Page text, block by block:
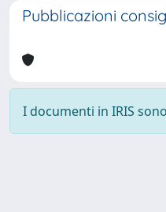
Pubblicazioni
I documenti in IRIS